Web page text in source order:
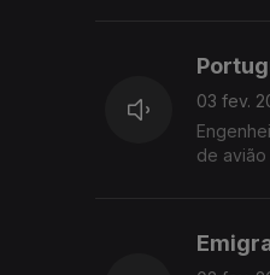
03 fev.
de